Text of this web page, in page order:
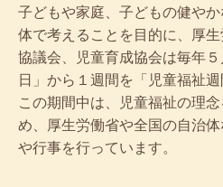
子どもや家庭、子どもの健や
体で考えることを目的に、厚
協議会、児童育成協会は毎年
日」から１週間を「児童福祉週
この期間中は、児童福祉の理
め、厚生労働省や全国の自治
や行事を行っています。